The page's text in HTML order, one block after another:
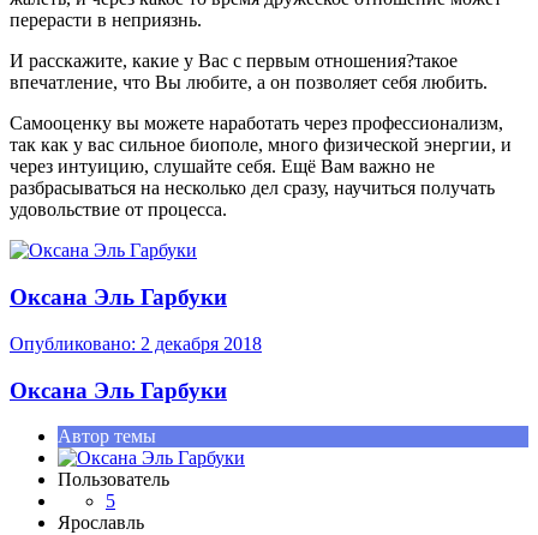
перерасти в неприязнь.
И расскажите, какие у Вас с первым отношения?такое
впечатление, что Вы любите, а он позволяет себя любить.
Самооценку вы можете наработать через профессионализм,
так как у вас сильное биополе, много физической энергии, и
через интуицию, слушайте себя. Ещё Вам важно не
разбрасываться на несколько дел сразу, научиться получать
удовольствие от процесса.
Оксана Эль Гарбуки
Опубликовано: 2 декабря 2018
Оксана Эль Гарбуки
Автор темы
Пользователь
5
Ярославль